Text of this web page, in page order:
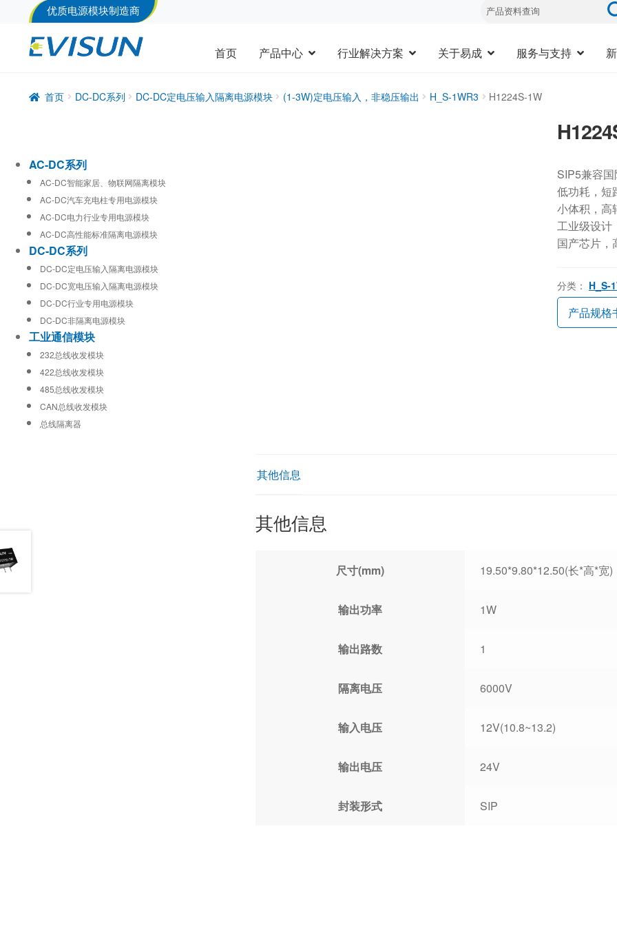
优质电源模块制造商
首页 产品中心 行业解决方案 关于易成 服务与支持
首页 DC-DC系列 DC-DC定电压输入隔离电源模块 (1-3W)定电压输入，非稳压输出 H_S-1WR3 H1224S-1W
SIP5兼容
低功耗，短
小体积，高
工业级设计
国产芯片，
分类： H_S-
产品规格
其他信息
其他信息
尺寸(mm) 19.50*9.80*12.50(长*高*宽)
输出功率 1W
输出路数 1
隔离电压 6000V
输入电压 12V(10.8~13.2)
输出电压 24V
封装形式 SIP
AC-DC系列
AC-DC智能家居、物联网隔离模块
AC-DC汽车充电柱专用电源模块
AC-DC电力行业专用电源模块
AC-DC高性能标准隔离电源模块
DC-DC系列
DC-DC定电压输入隔离电源模块
DC-DC宽电压输入隔离电源模块
DC-DC行业专用电源模块
DC-DC非隔离电源模块
工业通信模块
232总线收发模块
422总线收发模块
485总线收发模块
CAN总线收发模块
总线隔离器